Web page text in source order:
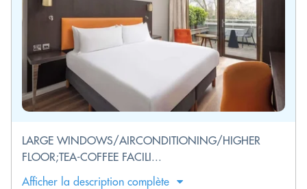
LARGE WINDOWS/AIRCONDITIONING/HIGHER
FLOOR;TEA-COFFEE FACILI...
Afficher la description complète